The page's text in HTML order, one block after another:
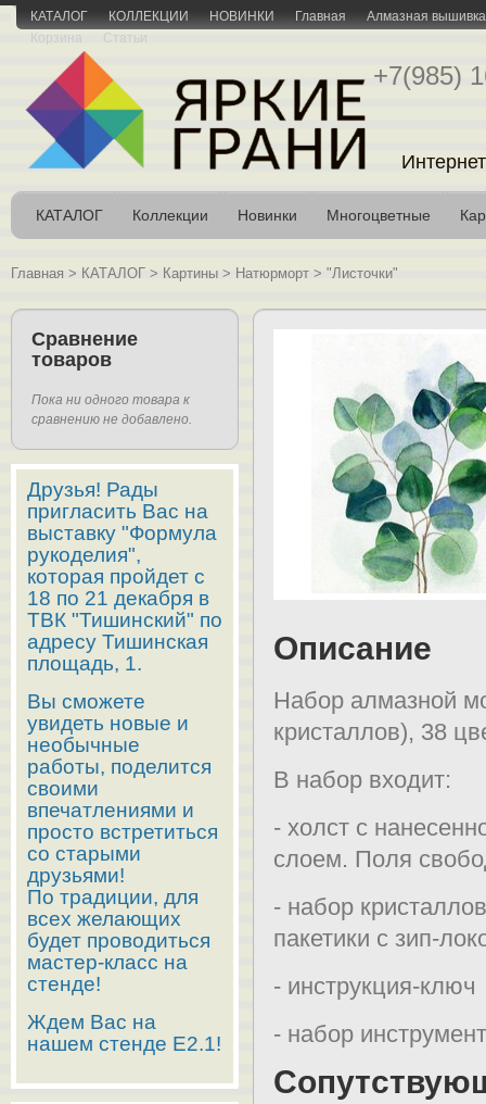
КАТАЛОГ КОЛЛЕКЦИИ НОВИНКИ Главная
Алмазная вышивка
Корзина
Статьи
+7(985)
КАТАЛОГ Коллекции Новинки Многоцветные
Главная > КАТАЛОГ > Картины > Натюрморт > "Листочки"
Описание
Набор алмазной
кристаллов), 38
В набор входит:
- холст с
слоем. Поля
- набор
пакетики с зип-
- инструкция-ключ
- набор
Сравнение
товаров
Пока ни одного товара к
сравнению не добавлено.
Друзья! Рады
пригласить Вас на
выставку "Формула
рукоделия",
которая пройдет с
18 по 21 декабря в
ТВК "Тишинский" по
адресу Тишинская
площадь, 1.
Вы сможете
увидеть новые и
необычные
работы, поделится
своими
впечатлениями и
просто встретиться
со старыми
друзьями!
По традиции, для
всех желающих
будет проводиться
мастер-класс на
стенде!
Ждем Вас на
нашем стенде E2.1!